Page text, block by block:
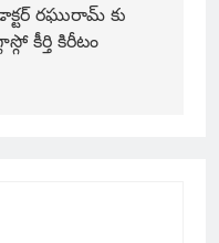
రఘురామ్‌ కు
కీర్తి కిరీటం